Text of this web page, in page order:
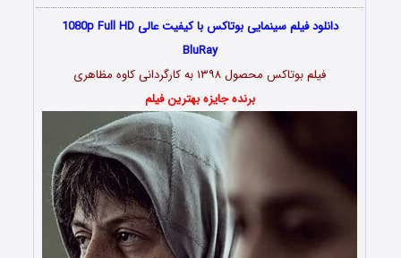
دانلود فیلم سینمایی بوتاکس با کیفیت عالی 1080p Full HD
BluRay
فیلم بوتاکس محصول ۱۳۹۸ به کارگردانی کاوه مظاهری
برنده جایزه بهترین فیلم